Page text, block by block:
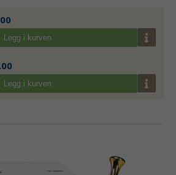
Legg i kurven
Legg i kurven